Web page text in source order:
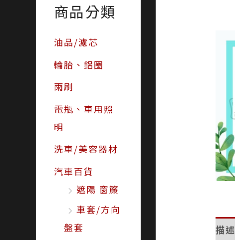
商品分類
油品/濾芯
輪胎、鋁圈
雨刷
電瓶、車用照
明
洗車/美容器材
汽車百貨
遮陽 窗簾
車套/方向
盤套
描述